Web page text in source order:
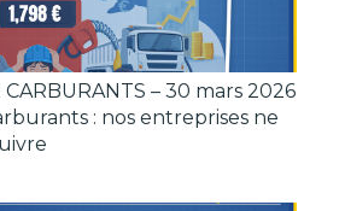
– 30 mars 2026
: nos entreprises ne